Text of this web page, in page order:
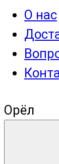
О нас
Орёл